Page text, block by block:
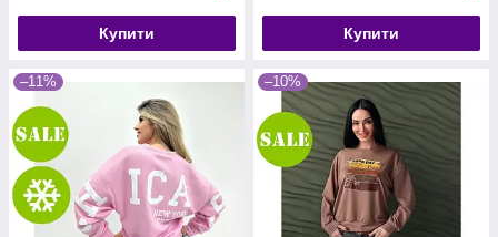
Купити Купити
–11% –10%